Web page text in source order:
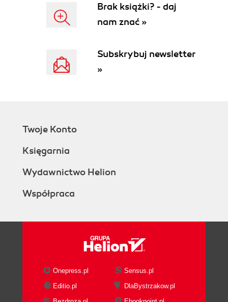
Brak książki? - daj
nam znać »
Subskrybuj newsletter
»
Twoje Konto
Księgarnia
Wydawnictwo Helion
Współpraca
Onepress.pl
Sensus.pl
Editio.pl
DlaBystrzakow.pl